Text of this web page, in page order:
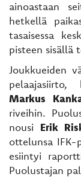
ainoastaan
hetkellä
tasaisessa
pisteen sisällä
Joukkueiden
Markus
riveihin.
nousi Erik
ottelunsa IFK-
esiintyi
Puolustajan